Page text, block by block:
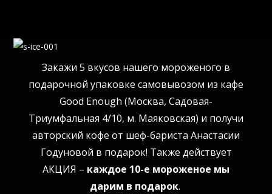
Закажи 5 вкусов нашего мороженого в
подарочной упаковке самовывозом из кафе
Good Enough (Москва, Садовая-
Триумфальная 4/10, м. Маяковская) и получи
авторский кофе от шеф-бариста Анастасии
Годуновой в подарок! Также действует
АКЦИЯ – каждое 10-е мороженое мы
дарим в подарок.